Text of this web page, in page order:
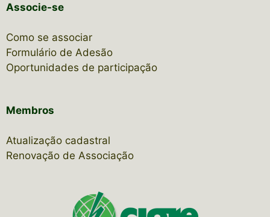
Associe-se
Como se associar
Formulário de Adesão
Oportunidades de participação
Membros
Atualização cadastral
Renovação de Associação